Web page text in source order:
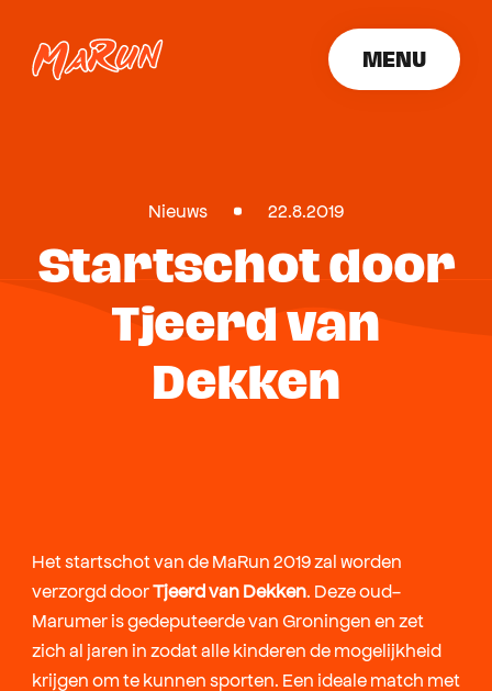
MENU
Nieuws 22.8.2019
Startschot door
Tjeerd van
Dekken
Het startschot van de MaRun 2019 zal worden
verzorgd doorTjeerd van Dekken. Deze oud-
Marumer is gedeputeerde van Groningen en zet
zich al jaren in zodat alle kinderen de mogelijkheid
krijgen om te kunnen sporten. Een ideale match met